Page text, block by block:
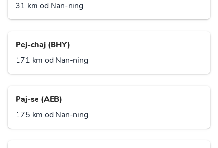
31 km od Nan-ning
Pej-chaj (BHY)
171 km od Nan-ning
Paj-se (AEB)
175 km od Nan-ning